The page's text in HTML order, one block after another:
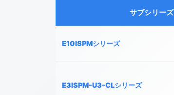
サブシリーズ
E10ISPMシリーズ
E3ISPM-U3-CLシリーズ